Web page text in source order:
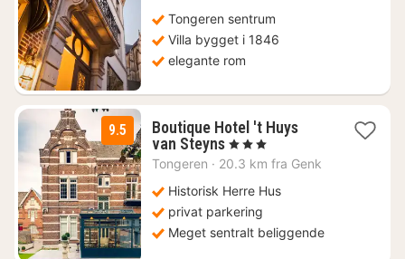
Tongeren sentrum
Villa bygget i 1846
elegante rom
9.5
Boutique Hotel 't Huys
van Steyns1
natt
1452
kr.
, 3 Stjerner
Tongeren · 20.3 km fra Genk
Historisk Herre Hus
privat parkering
Meget sentralt beliggende